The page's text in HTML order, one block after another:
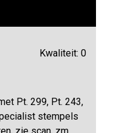
Kwaliteit: 0
Pt. 299, Pt. 243,
stempels